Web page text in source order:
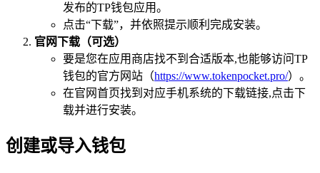
发布的TP钱包应用。
点击“下载”，并依照提示顺利完成安装。
官网下载（可选）
要是您在应用商店找不到合适版本,也能够访问TP
钱包的官方网站（https://www.tokenpocket.pro/）。
在官网首页找到对应手机系统的下载链接,点击下
载并进行安装。
创建或导入钱包